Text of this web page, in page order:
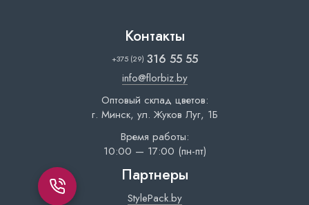
Контакты
+375 (29) 316 55 55
info@florbiz.by
Оптовый склад цветов:
г. Минск, ул. Жуков Луг, 1Б
Время работы:
10:00 — 17:00 (пн-пт)
Партнеры
StylePack.by